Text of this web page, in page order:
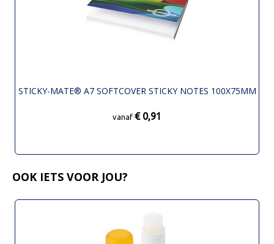
STICKY-MATE® A7 SOFTCOVER STICKY NOTES 100X75MM
vanaf € 0,91
OOK IETS VOOR JOU?